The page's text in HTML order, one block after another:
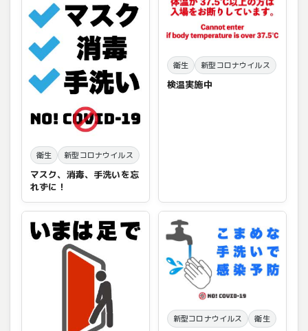
衛生 新型コロナウイルス
マスク、消毒、手洗いを忘
れずに！
衛生 新型コロナウイルス
検温実施中
新型コロナウイルス 衛生